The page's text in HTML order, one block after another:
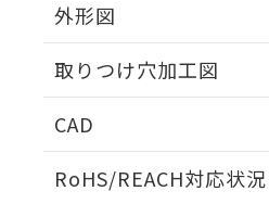
外形図
取りつけ穴加工図
CAD
RoHS/REACH対応状況